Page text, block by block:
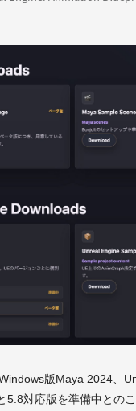
版Maya 2024、
5.8対応版を準備中との